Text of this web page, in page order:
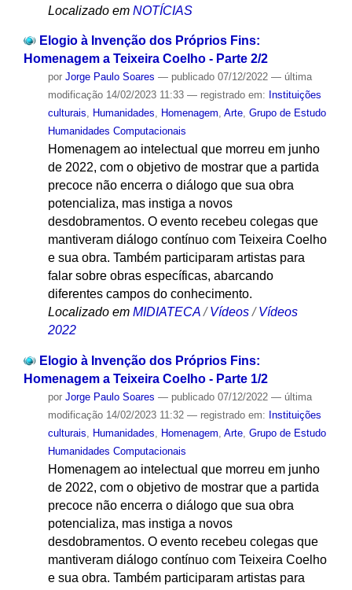
Localizado em NOTÍCIAS
Elogio à Invenção dos Próprios Fins:
Homenagem a Teixeira Coelho - Parte 2/2
por Jorge Paulo Soares — publicado07/12/2022 — última
modificação14/02/2023 11:33 — registrado em: Instituições
culturais, Humanidades, Homenagem, Arte, Grupo de Estudo
Humanidades Computacionais
Homenagem ao intelectual que morreu em junho
de 2022, com o objetivo de mostrar que a partida
precoce não encerra o diálogo que sua obra
potencializa, mas instiga a novos
desdobramentos. O evento recebeu colegas que
mantiveram diálogo contínuo com Teixeira Coelho
e sua obra. Também participaram artistas para
falar sobre obras específicas, abarcando
diferentes campos do conhecimento.
Localizado em MIDIATECA /Vídeos /Vídeos
2022
Elogio à Invenção dos Próprios Fins:
Homenagem a Teixeira Coelho - Parte 1/2
por Jorge Paulo Soares — publicado07/12/2022 — última
modificação14/02/2023 11:32 — registrado em: Instituições
culturais, Humanidades, Homenagem, Arte, Grupo de Estudo
Humanidades Computacionais
Homenagem ao intelectual que morreu em junho
de 2022, com o objetivo de mostrar que a partida
precoce não encerra o diálogo que sua obra
potencializa, mas instiga a novos
desdobramentos. O evento recebeu colegas que
mantiveram diálogo contínuo com Teixeira Coelho
e sua obra. Também participaram artistas para